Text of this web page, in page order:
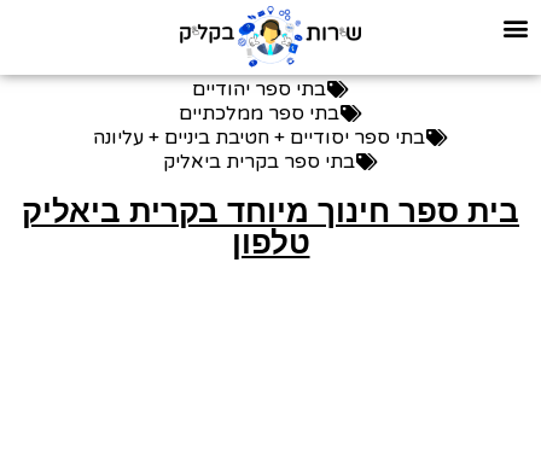
בתי ספר יהודיים
בתי ספר ממלכתיים
בתי ספר יסודיים + חטיבת ביניים + עליונה
בתי ספר בקרית ביאליק
בית ספר חינוך מיוחד בקרית ביאליק
טלפון